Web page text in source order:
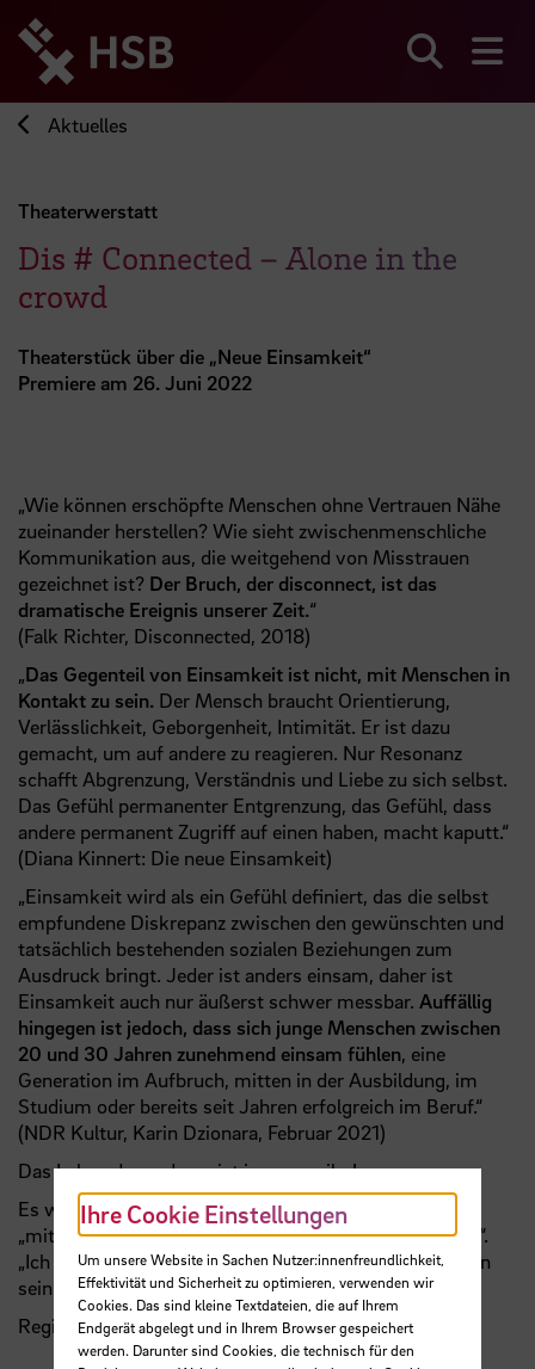
zum
Seiteninhalt
springen
Aktuelles
Theaterwerstatt
Dis # Connected – Alone in the
crowd
Theaterstück über die „Neue Einsamkeit“
Premiere am 26. Juni 2022
„Wie können erschöpfte Menschen ohne Vertrauen Nähe
zueinander herstellen? Wie sieht zwischenmenschliche
Kommunikation aus, die weitgehend von Misstrauen
gezeichnet ist? Der Bruch, der disconnect, ist das
dramatische Ereignis unserer Zeit.“
(Falk Richter, Disconnected, 2018)
„Das Gegenteil von Einsamkeit ist nicht, mit Menschen in
Kontakt zu sein. Der Mensch braucht Orientierung,
Verlässlichkeit, Geborgenheit, Intimität. Er ist dazu
gemacht, um auf andere zu reagieren. Nur Resonanz
schafft Abgrenzung, Verständnis und Liebe zu sich selbst.
Das Gefühl permanenter Entgrenzung, das Gefühl, dass
andere permanent Zugriff auf einen haben, macht kaputt.“
(Diana Kinnert: Die neue Einsamkeit)
„Einsamkeit wird als ein Gefühl definiert, das die selbst
empfundene Diskrepanz zwischen den gewünschten und
tatsächlich bestehenden sozialen Beziehungen zum
Ausdruck bringt. Jeder ist anders einsam, daher ist
Einsamkeit auch nur äußerst schwer messbar. Auffällig
hingegen ist jedoch, dass sich junge Menschen zwischen
20 und 30 Jahren zunehmend einsam fühlen, eine
Generation im Aufbruch, mitten in der Ausbildung, im
Studium oder bereits seit Jahren erfolgreich im Beruf.“
(NDR Kultur, Karin Dzionara, Februar 2021)
Das Leben der anderen ist immer geiler!
Es wächst die Angst, etwas zu verpassen, nicht mehr
„mitreden zu können, nicht mehr dazugehören können“.
„Ich gehöre nicht mir selbst.“ „Das Leben kann so schön
sein, aber ich komme darin nicht vor!“
Regie und Konzeption: Holger Möller
Ihre Cookie Einstellungen
Um unsere Website in Sachen Nutzer:innenfreundlichkeit,
Effektivität und Sicherheit zu optimieren, verwenden wir
Cookies. Das sind kleine Textdateien, die auf Ihrem
Endgerät abgelegt und in Ihrem Browser gespeichert
werden. Darunter sind Cookies, die technisch für den